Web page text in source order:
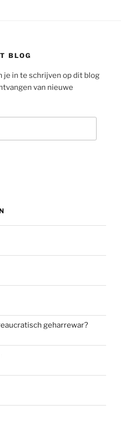
BLOG
je in te schrijven op dit blog
van nieuwe
geharrewar?